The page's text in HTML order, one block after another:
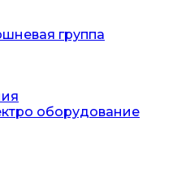
группа
оборудование